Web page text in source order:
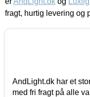
fragt, hurtig levering og
AndLight.dk har et
med fri fragt på alle